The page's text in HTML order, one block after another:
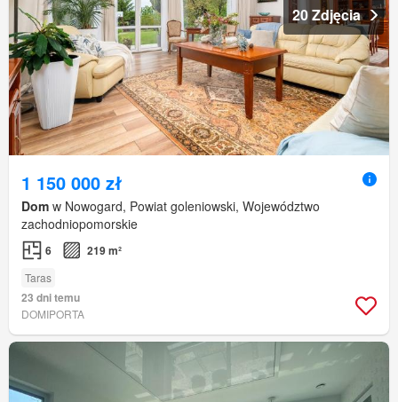
20 Zdjęcia
1 150 000 zł
Dom w Nowogard, Powiat goleniowski, Województwo
zachodniopomorskie
6 219 m²
Taras
23 dni temu
DOMIPORTA